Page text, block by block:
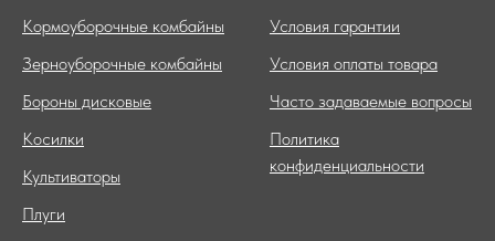
Кормоуборочные комбайны
Зерноуборочные комбайны
Бороны дисковые
Косилки
Культиваторы
Плуги
Условия гарантии
Условия оплаты товара
Часто задаваемые вопросы
Политика
конфиденциальности